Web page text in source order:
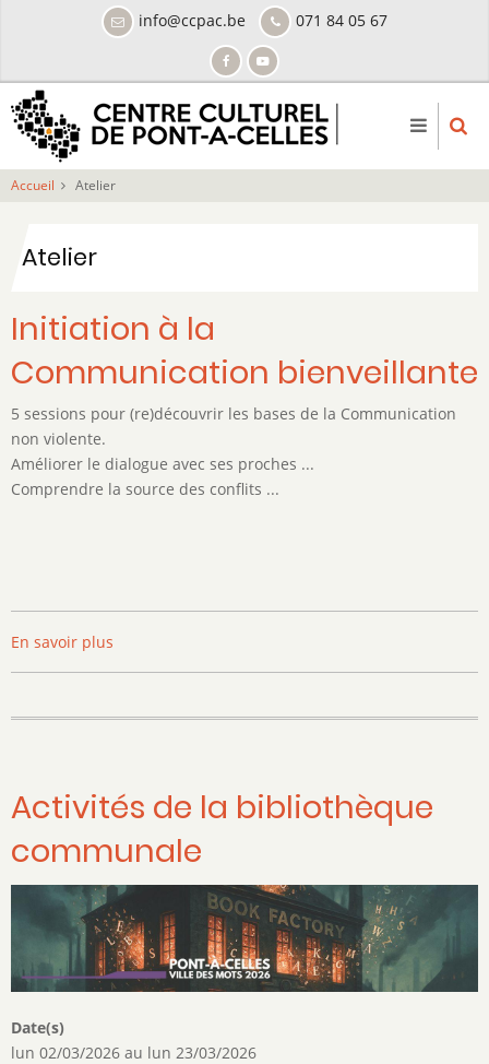
principal
info@ccpac.be 071 84 05 67
Accueil Atelier
Atelier
Initiation à la
Communication bienveillante
5 sessions pour (re)découvrir les bases de la Communication
non violente.
Améliorer le dialogue avec ses proches ...
Comprendre la source des conflits ...
En savoir plus
la
Activités de la bibliothèque
communale
Date(s)
lun 02/03/2026 au lun 23/03/2026